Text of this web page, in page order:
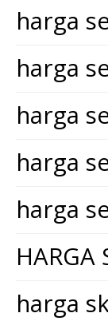
harga
harga
harga
harga
harga
HARGA
harga